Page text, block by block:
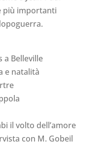
più importanti
a Belleville
e natalità
il volto dell’amore
con M. Gobeil